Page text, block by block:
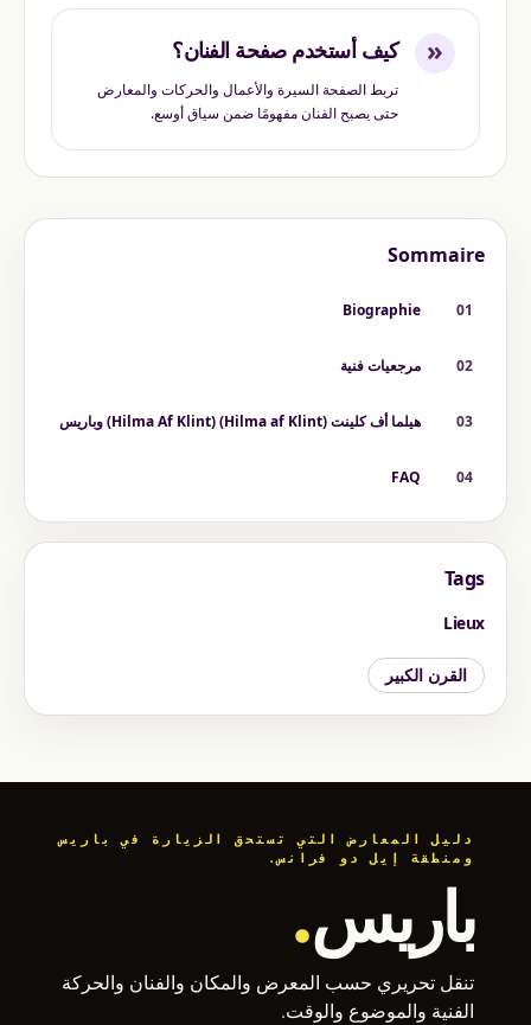
« كيف أستخدم صفحة الفنان؟
تربط الصفحة السيرة والأعمال والحركات والمعارض
حتى يصبح الفنان مفهومًا ضمن سياق أوسع.
Sommaire
01
Biographie
02 مرجعيات فنية
03 هيلما أف كلينت (Hilma af Klint) (Hilma Af Klint) وباريس
04
FAQ
Tags
Lieux
القرن الكبير
دليل المعارض التي تستحق الزيارة في باريس
ومنطقة إيل دو فرانس.
باريس.
تنقل تحريري حسب المعرض والمكان والفنان والحركة
الفنية والموضوع والوقت.